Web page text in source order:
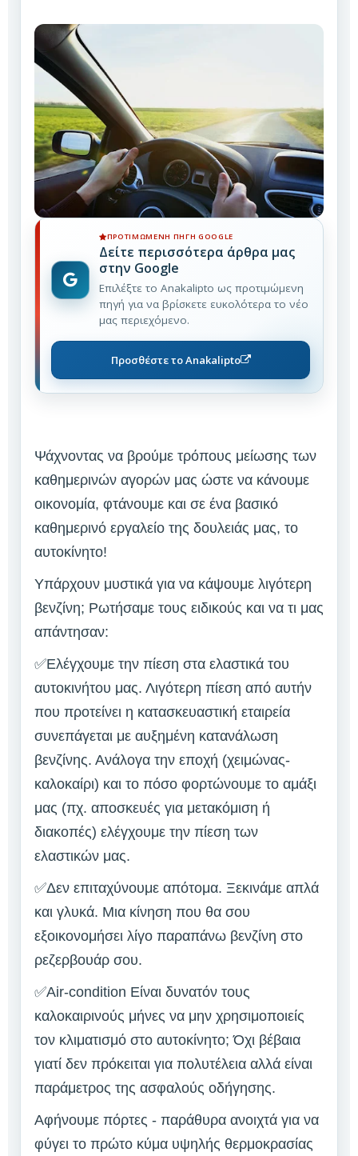
ΠΡΟΤΙΜΏΜΕΝΗ ΠΗΓΉ GOOGLE
Δείτε περισσότερα άρθρα μας
στην Google
Επιλέξτε το Anakalipto ως προτιμώμενη
πηγή για να βρίσκετε ευκολότερα το νέο
μας περιεχόμενο.
Προσθέστε το Anakalipto
Ψάχνοντας να βρούμε τρόπους μείωσης των
καθημερινών αγορών μας ώστε να κάνουμε
οικονομία, φτάνουμε και σε ένα βασικό
καθημερινό εργαλείο της δουλειάς μας, το
αυτοκίνητο!
Υπάρχουν μυστικά για να κάψουμε λιγότερη
βενζίνη; Ρωτήσαμε τους ειδικούς και να τι μας
απάντησαν:
✅Ελέγχουμε την πίεση στα ελαστικά του
αυτοκινήτου μας. Λιγότερη πίεση από αυτήν
που προτείνει η κατασκευαστική εταιρεία
συνεπάγεται με αυξημένη κατανάλωση
βενζίνης. Ανάλογα την εποχή (χειμώνας-
καλοκαίρι) και το πόσο φορτώνουμε το αμάξι
μας (πχ. αποσκευές για μετακόμιση ή
διακοπές) ελέγχουμε την πίεση των
ελαστικών μας.
✅Δεν επιταχύνουμε απότομα. Ξεκινάμε απλά
και γλυκά. Μια κίνηση που θα σου
εξοικονομήσει λίγο παραπάνω βενζίνη στο
ρεζερβουάρ σου.
✅Air-condition Είναι δυνατόν τους
καλοκαιρινούς μήνες να μην χρησιμοποιείς
τον κλιματισμό στο αυτοκίνητο; Όχι βέβαια
γιατί δεν πρόκειται για πολυτέλεια αλλά είναι
παράμετρος της ασφαλούς οδήγησης.
Αφήνουμε πόρτες - παράθυρα ανοιχτά για να
φύγει το πρώτο κύμα υψηλής θερμοκρασίας